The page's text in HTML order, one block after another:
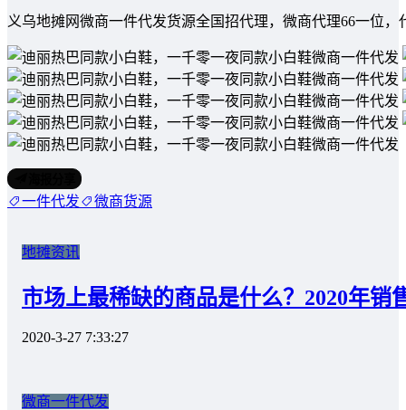
义乌地摊网微商一件代发货源全国招代理，微商代理66一位
一件代发 微商货源
地摊资讯
市场上最稀缺的商品是什么？2020年销
2020-3-27 7:33:27
微商一件代发